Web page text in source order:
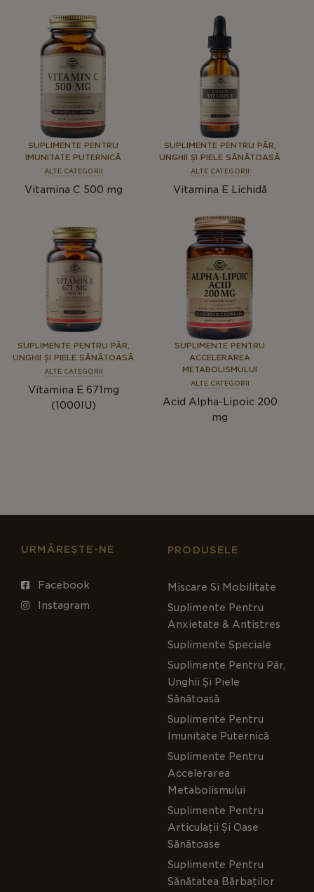
SUPLIMENTE PENTRU
IMUNITATE PUTERNICĂ
ALTE CATEGORII
Vitamina C 500 mg
SUPLIMENTE PENTRU PĂR,
UNGHII ȘI PIELE SĂNĂTOASĂ
ALTE CATEGORII
Vitamina E Lichidă
SUPLIMENTE PENTRU PĂR,
UNGHII ȘI PIELE SĂNĂTOASĂ
ALTE CATEGORII
Vitamina E 671mg
(1000IU)
SUPLIMENTE PENTRU
ACCELERAREA
METABOLISMULUI
ALTE CATEGORII
Acid Alpha-Lipoic 200
mg
URMĂREȘTE-NE
Facebook
Instagram
PRODUSELE
Miscare Si Mobilitate
Suplimente Pentru
Anxietate & Antistres
Suplimente Speciale
Suplimente Pentru Păr,
Unghii Și Piele
Sănătoasă
Suplimente Pentru
Imunitate Puternică
Suplimente Pentru
Accelerarea
Metabolismului
Suplimente Pentru
Articulații Și Oase
Sănătoase
Suplimente Pentru
Sănătatea Bărbaților